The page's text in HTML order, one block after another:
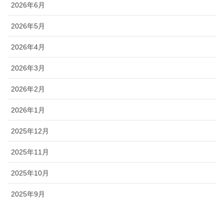
2026年6月
2026年5月
2026年4月
2026年3月
2026年2月
2026年1月
2025年12月
2025年11月
2025年10月
2025年9月